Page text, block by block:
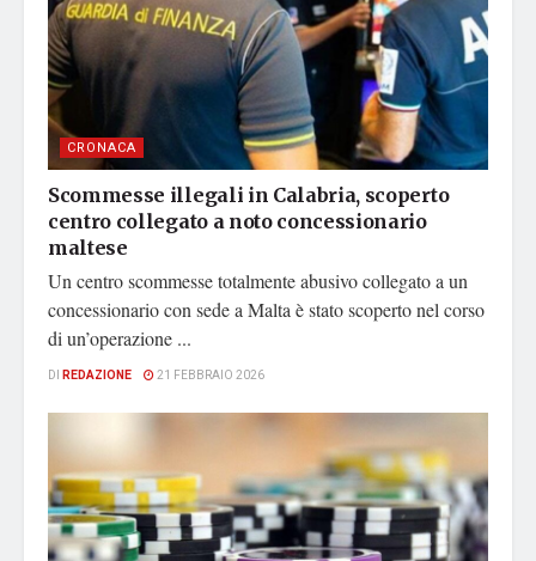
CRONACA
Scommesse illegali in Calabria, scoperto
centro collegato a noto concessionario
maltese
Un centro scommesse totalmente abusivo collegato a un
concessionario con sede a Malta è stato scoperto nel corso
di un’operazione ...
DI REDAZIONE 21 FEBBRAIO 2026